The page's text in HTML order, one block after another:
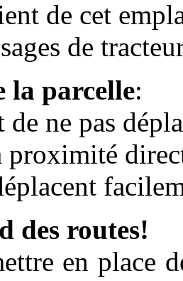
de cet
de
la parcelle:
de ne pas
proximité
des routes!
en place